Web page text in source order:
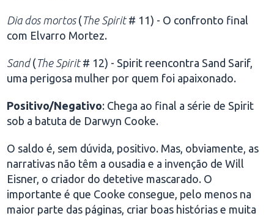
Dia dos mortos(The Spirit# 11) - O confronto final
com Elvarro Mortez.
Sand(The Spirit# 12) - Spirit reencontra Sand Sarif,
uma perigosa mulher por quem foi apaixonado.
Positivo/Negativo: Chega ao final a série de Spirit
sob a batuta de Darwyn Cooke.
O saldo é, sem dúvida, positivo. Mas, obviamente, as
narrativas não têm a ousadia e a invenção de Will
Eisner, o criador do detetive mascarado. O
importante é que Cooke consegue, pelo menos na
maior parte das páginas, criar boas histórias e muita